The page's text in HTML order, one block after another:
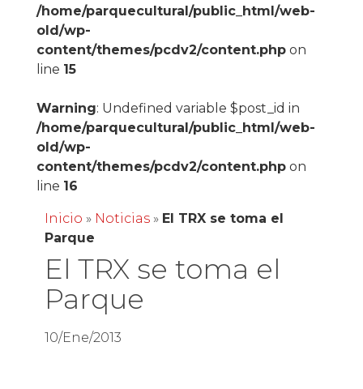
/home/parquecultural/public_html/web-
old/wp-
content/themes/pcdv2/content.phpon
line 15
Warning: Undefined variable $post_id in
/home/parquecultural/public_html/web-
old/wp-
content/themes/pcdv2/content.phpon
line 16
Inicio » Noticias» El TRX se toma el
Parque
El TRX se toma el
Parque
10/Ene/2013